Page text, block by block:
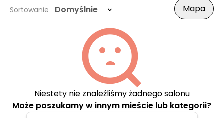
Sortowanie Domyślnie Mapa
Niestety nie znaleźliśmy żadnego salonu
Może poszukamy w innym mieście lub kategorii?